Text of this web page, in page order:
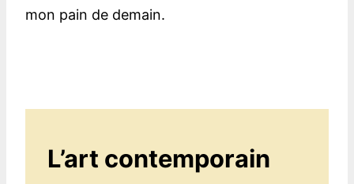
mon pain de demain.
L’art contemporain